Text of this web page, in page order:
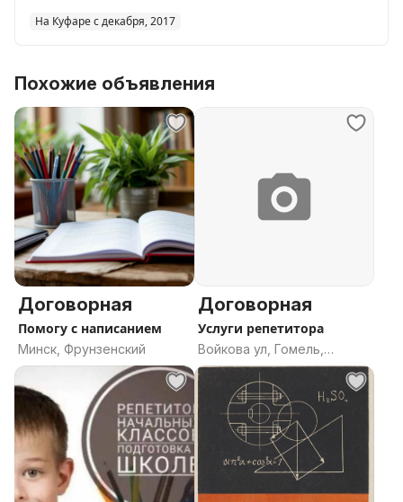
На Куфаре с декабря, 2017
Похожие объявления
Договорная
Помогу с написанием
Минск, Фрунзенский
Договорная
Услуги репетитора
Войкова ул, Гомель,
Гомельская область